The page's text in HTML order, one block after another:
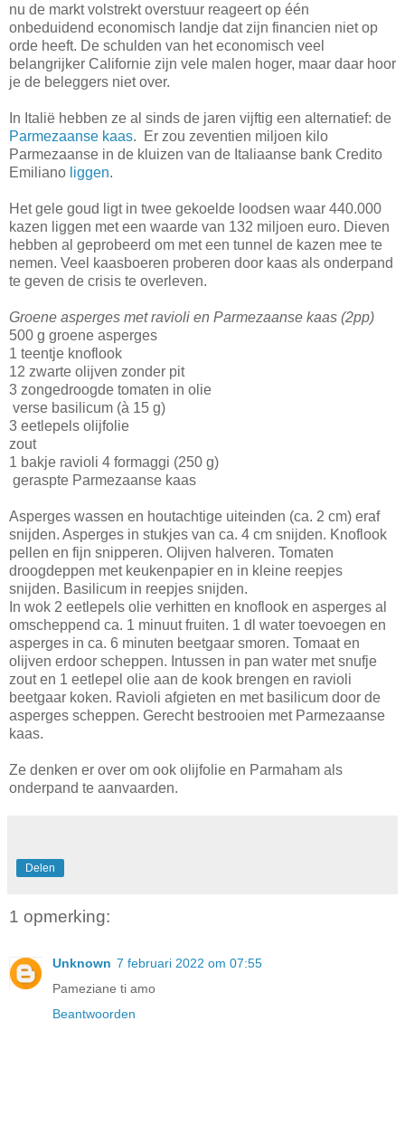
nu de markt volstrekt overstuur reageert op één
onbeduidend economisch landje dat zijn financien niet op
orde heeft. De schulden van het economisch veel
belangrijker Californie zijn vele malen hoger, maar daar hoor
je de beleggers niet over.
In Italië hebben ze al sinds de jaren vijftig een alternatief: de
Parmezaanse kaas. Er zou zeventien miljoen kilo
Parmezaanse in de kluizen van de Italiaanse bank Credito
Emiliano liggen.
Het gele goud ligt in twee gekoelde loodsen waar 440.000
kazen liggen met een waarde van 132 miljoen euro. Dieven
hebben al geprobeerd om met een tunnel de kazen mee te
nemen. Veel kaasboeren proberen door kaas als onderpand
te geven de crisis te overleven.
Groene asperges met ravioli en Parmezaanse kaas (2pp)
500 g groene asperges
1 teentje knoflook
12 zwarte olijven zonder pit
3 zongedroogde tomaten in olie
verse basilicum (à 15 g)
3 eetlepels olijfolie
zout
1 bakje ravioli 4 formaggi (250 g)
geraspte Parmezaanse kaas
Asperges wassen en houtachtige uiteinden (ca. 2 cm) eraf
snijden. Asperges in stukjes van ca. 4 cm snijden. Knoflook
pellen en fijn snipperen. Olijven halveren. Tomaten
droogdeppen met keukenpapier en in kleine reepjes
snijden. Basilicum in reepjes snijden.
In wok 2 eetlepels olie verhitten en knoflook en asperges al
omscheppend ca. 1 minuut fruiten. 1 dl water toevoegen en
asperges in ca. 6 minuten beetgaar smoren. Tomaat en
olijven erdoor scheppen. Intussen in pan water met snufje
zout en 1 eetlepel olie aan de kook brengen en ravioli
beetgaar koken. Ravioli afgieten en met basilicum door de
asperges scheppen. Gerecht bestrooien met Parmezaanse
kaas.
Ze denken er over om ook olijfolie en Parmaham als
onderpand te aanvaarden.
Delen
1 opmerking:
Unknown 7 februari 2022 om 07:55
Pameziane ti amo
Beantwoorden